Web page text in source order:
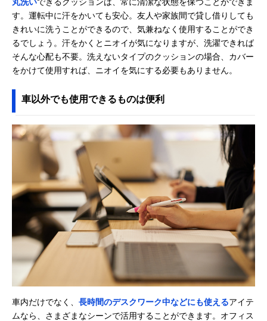
す。運転中に汗をかいても安心。友人や家族間で貸し借りしても
きれいに洗うことができるので、気兼ねなく使用することができ
るでしょう。汗をかくとニオイが気になりますが、洗濯できれば
そんな心配も不要。洗えないタイプのクッションの場合、カバー
をかけて使用すれば、ニオイを気にする必要もありません。
車以外でも使用できるものは便利
車内だけでなく、 長時間のデスクワーク中などにも使えるアイテ
ムなら、さまざまなシーンで活用することができます。オフィス